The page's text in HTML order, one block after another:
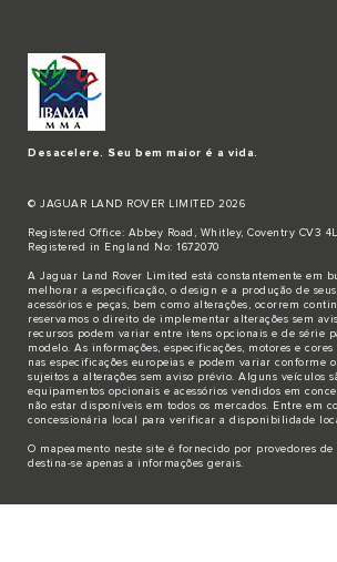
Desacelere. Seu bem maior é a vida.
© JAGUAR LAND ROVER LIMITED 2026
Registered Office: Abbey Road, Whitley, Coventry CV3
Registered in England No: 1672070
A Jaguar Land Rover Limited está constantemente em
melhorar a especificação, o design e a produção de
acessórios e peças, bem como alterações, ocorrem
reservamos o direito de implementar alterações sem
recursos podem variar entre itens opcionais e de série
modelo. As informações, especificações, motores e cores
nas especificações europeias e podem variar conforme
sujeitos a alterações sem aviso prévio. Alguns veículos
equipamentos opcionais e acessórios vendidos em
não estar disponíveis em todos os mercados. Entre em
concessionária local para verificar a disponibilidade
O mapeamento neste site é fornecido por provedores de
destina-se apenas a informações gerais.